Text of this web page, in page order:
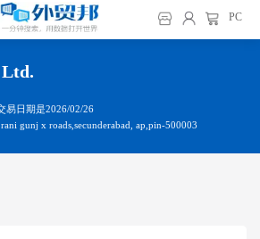
PC
Ltd.
易日期是2026/02/26
gunj x roads,secunderabad, ap,pin-500003